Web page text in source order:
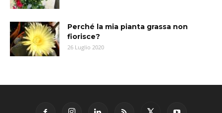
Perché la mia pianta grassa non
fiorisce?
26 Luglio 2020